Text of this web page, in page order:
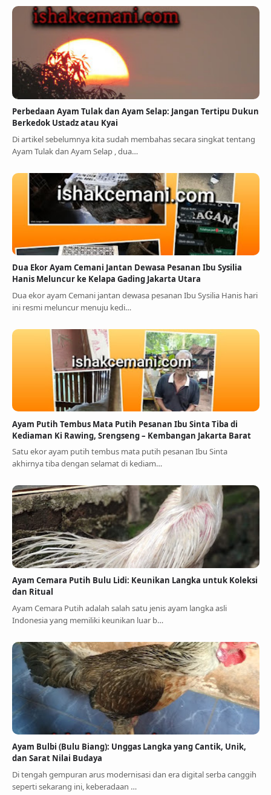
Perbedaan Ayam Tulak dan Ayam Selap: Jangan Tertipu Dukun
Berkedok Ustadz atau Kyai
Di artikel sebelumnya kita sudah membahas secara singkat tentang
Ayam Tulak dan Ayam Selap , dua…
Dua Ekor Ayam Cemani Jantan Dewasa Pesanan Ibu Sysilia
Hanis Meluncur ke Kelapa Gading Jakarta Utara
Dua ekor ayam Cemani jantan dewasa pesanan Ibu Sysilia Hanis hari
ini resmi meluncur menuju kedi…
Ayam Putih Tembus Mata Putih Pesanan Ibu Sinta Tiba di
Kediaman Ki Rawing, Srengseng – Kembangan Jakarta Barat
Satu ekor ayam putih tembus mata putih pesanan Ibu Sinta
akhirnya tiba dengan selamat di kediam…
Ayam Cemara Putih Bulu Lidi: Keunikan Langka untuk Koleksi
dan Ritual
Ayam Cemara Putih adalah salah satu jenis ayam langka asli
Indonesia yang memiliki keunikan luar b…
Ayam Bulbi (Bulu Biang): Unggas Langka yang Cantik, Unik,
dan Sarat Nilai Budaya
Di tengah gempuran arus modernisasi dan era digital serba canggih
seperti sekarang ini, keberadaan …